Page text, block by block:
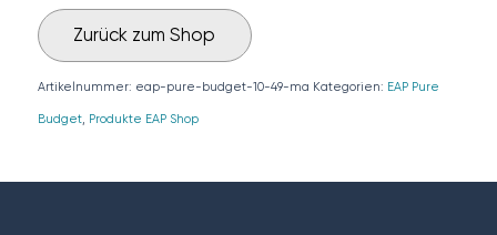
Zurück zum Shop
Artikelnummer: eap-pure-budget-10-49-ma Kategorien: EAP Pure
Budget, Produkte EAP Shop